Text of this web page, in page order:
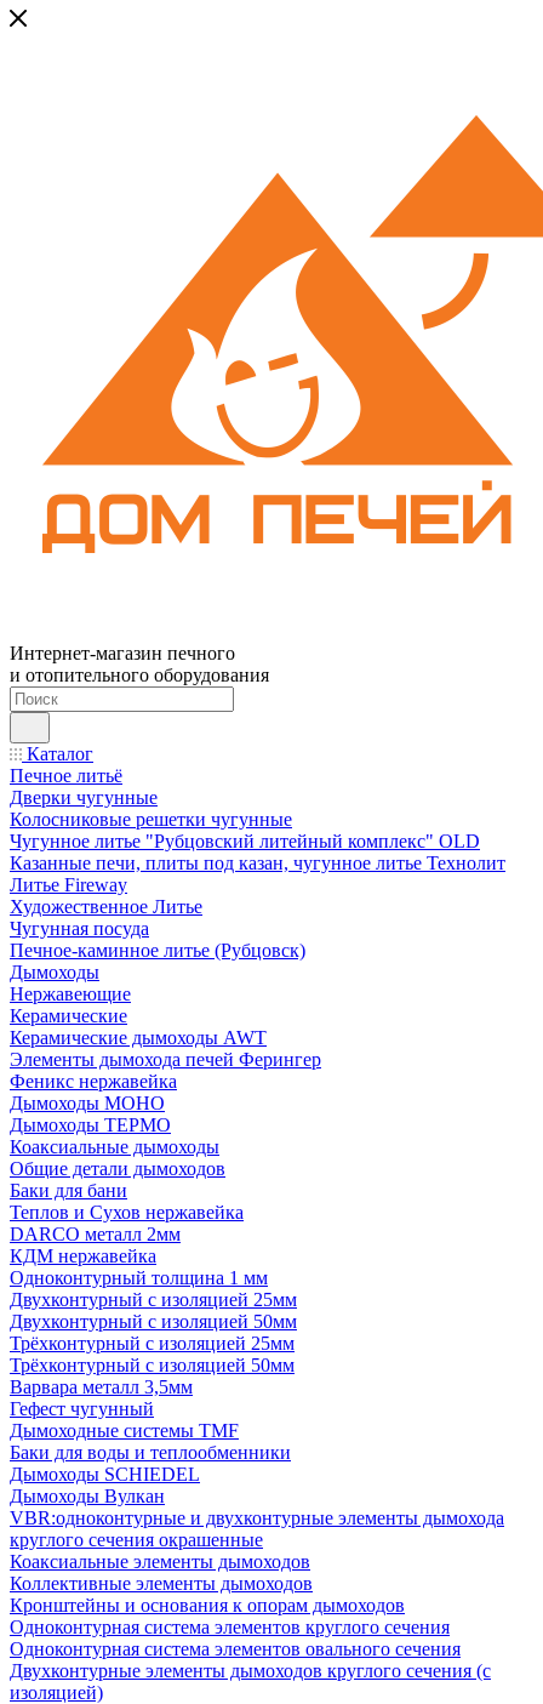
Интернет-магазин печного
и отопительного оборудования
Каталог
Печное литьё
Дверки чугунные
Колосниковые решетки чугунные
Чугунное литье "Рубцовский литейный комплекс" OLD
Казанные печи, плиты под казан, чугунное литье Технолит
Литье Fireway
Художественное Литье
Чугунная посуда
Печное-каминное литье (Рубцовск)
Дымоходы
Нержавеющие
Керамические
Керамические дымоходы AWT
Элементы дымохода печей Ферингер
Феникс нержавейка
Дымоходы МОНО
Дымоходы ТЕРМО
Коаксиальные дымоходы
Общие детали дымоходов
Баки для бани
Теплов и Сухов нержавейка
DARCO металл 2мм
КДМ нержавейка
Одноконтурный толщина 1 мм
Двухконтурный с изоляцией 25мм
Двухконтурный с изоляцией 50мм
Трёхконтурный с изоляцией 25мм
Трёхконтурный с изоляцией 50мм
Варвара металл 3,5мм
Гефест чугунный
Дымоходные системы TMF
Баки для воды и теплообменники
Дымоходы SCHIEDEL
Дымоходы Вулкан
VBR:одноконтурные и двухконтурные элементы дымохода
круглого сечения окрашенные
Коаксиальные элементы дымоходов
Коллективные элементы дымоходов
Кронштейны и основания к опорам дымоходов
Одноконтурная система элементов круглого сечения
Одноконтурная система элементов овального сечения
Двухконтурные элементы дымоходов круглого сечения (с
изоляцией)